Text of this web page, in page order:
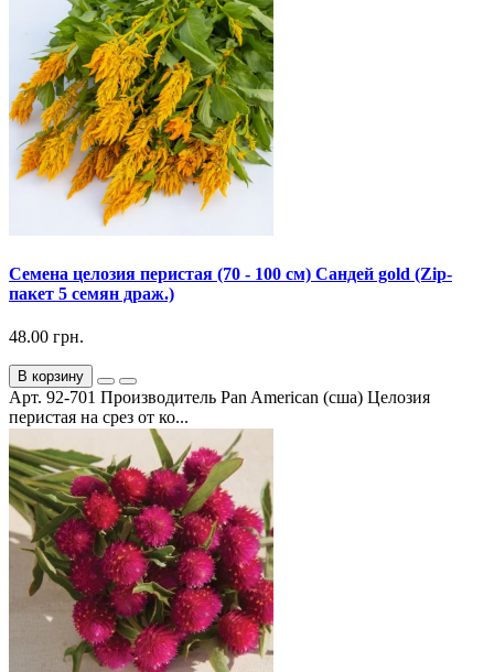
Семена целозия перистая (70 - 100 см) Сандей gold (Zip-
пакет 5 семян драж.)
48.00 грн.
В корзину
Арт. 92-701 Производитель Pan American (сша) Целозия
перистая на срез от ко...